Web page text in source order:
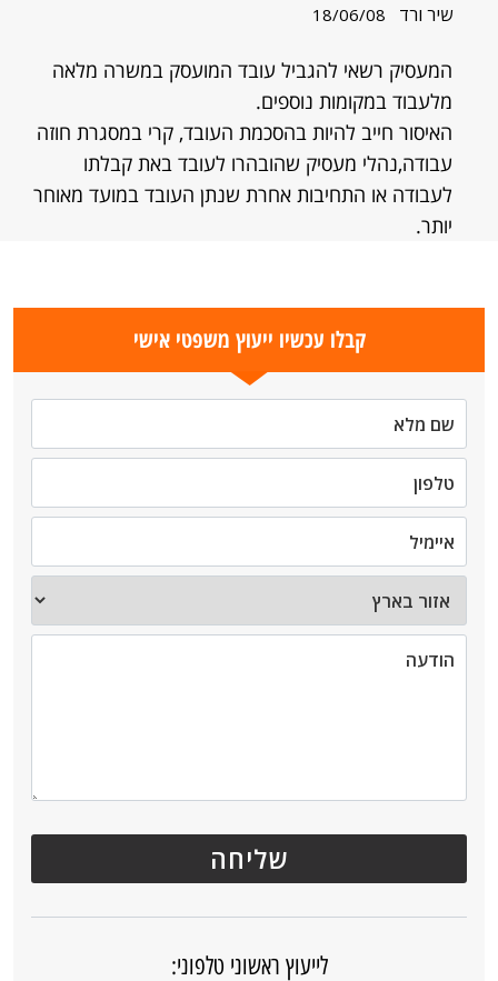
שיר ורד 18/06/08
המעסיק רשאי להגביל עובד המועסק במשרה מלאה
מלעבוד במקומות נוספים.
האיסור חייב להיות בהסכמת העובד, קרי במסגרת חוזה
עבודה,נהלי מעסיק שהובהרו לעובד באת קבלתו
לעבודה או התחיבות אחרת שנתן העובד במועד מאוחר
יותר.
קבלו עכשיו ייעוץ משפטי אישי
לייעוץ ראשוני טלפוני: